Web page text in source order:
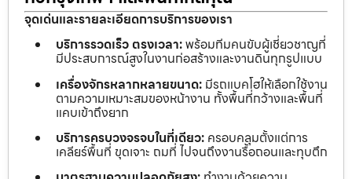
จุดเด่นและรายละเอียดการบริการของเรา
บริการรวดเร็ว ตรงเวลา:พร้อมทีมคนขับผู้เชี่ยวชาญที่
มีประสบการณ์สูงในงานก่อสร้างและงานดินทุกรูปแบบ
เครื่องจักรหลากหลายขนาด: มีรถแบคโฮให้เลือกใช้งาน
ตามความเหมาะสมของหน้างาน ทั้งพื้นที่กว้างและพื้นที่
แคบเข้าถึงยาก
บริการครบวงจรจบในที่เดียว: ครอบคลุมตั้งแต่การ
เคลียร์พื้นที่ ขุดเจาะ ถมที่ ไปจนถึงงานรื้อถอนและทุบตึก